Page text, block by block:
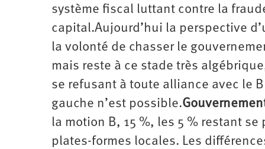
système fiscal luttant contre la
capital.Aujourd’hui la perspective
la volonté de chasser le
mais reste à ce stade très
se refusant à toute alliance avec le
gauche n’est possible.
la motion B, 15 %, les 5 % restant
plates-formes locales. Les